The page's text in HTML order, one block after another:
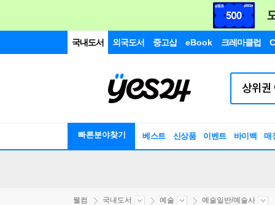
국내도서 외국도서 중고샵 eBook 크레마클럽
빠른분야찾기 베스트 신상품 이벤트 바이백 매
웰컴 국내도서 예술 예술일반/예술사